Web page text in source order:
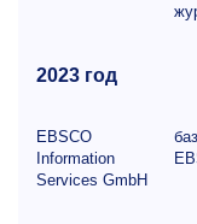
2023 год
EBSCO
Information
Services GmbH